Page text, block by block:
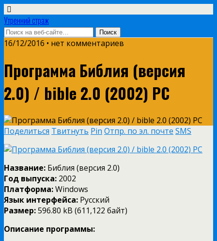
Утренний страж
16/12/2016 • нет комментариев
Программа Библия (версия
2.0) / bible 2.0 (2002) РС
Поделиться Твитнуть Pin Отпр. по эл. почте SMS
Название: Библия (версия 2.0)
Год выпуска: 2002
Платформа:Windows
Язык интерфейса: Русский
Размер:596.80 kB (611,122 байт)
Описание программы: